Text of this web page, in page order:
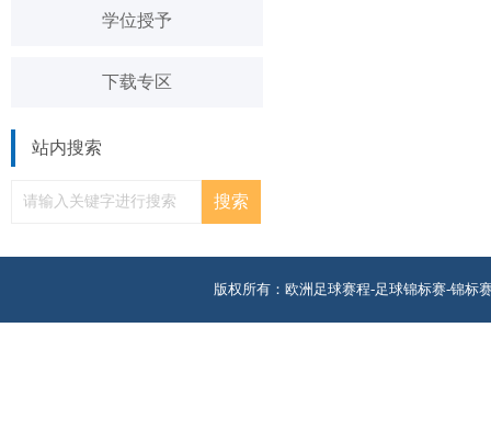
学位授予
下载专区
站内搜索
版权所有：欧洲足球赛程-足球锦标赛-锦